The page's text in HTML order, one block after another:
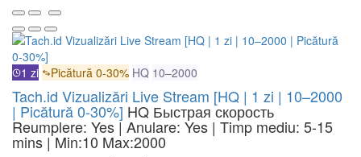
1 zi Picătură 0-30% HQ 10–2000
Tach.id Vizualizări Live Stream [HQ | 1 zi | 10–2000
| Picătură 0-30%] HQ Быстрая скорость
Reumplere: Yes | Anulare: Yes | Timp mediu: 5-15
mins | Min:10 Max:2000